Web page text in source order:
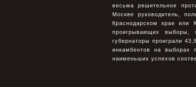
весьма решительное
Москве руководитель,
Краснодарском крае или
проигрывающих выборы,
губернаторы проиграли
инкамбентов на выборах
наименьших успехов